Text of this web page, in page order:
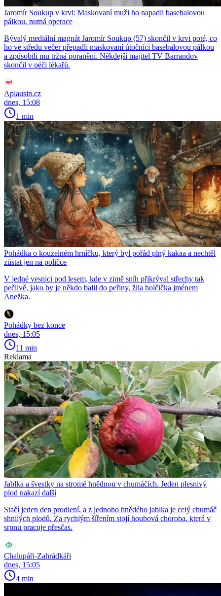
Jaromír Soukup v krvi: Maskovaní muži ho napadli basebalovou
pálkou, nutná operace
Bývalý mediální magnát Jaromír Soukup (57) skončil v krvi poté, co
ho ve středu večer přepadli maskovaní útočníci basebalovou pálkou
a způsobili mu tržná poranění. Někdejší majitel TV Barrandov
skončil v péči lékařů.
Aplausin.cz
dnes, 15:08
1 min
Pohádka o kouzelném hrníčku, který byl pořád plný kakaa a nechtěl
zůstat jen na poličce
V jedné vesnici pod lesem, kde v zimě sníh přikrýval střechy tak
pečlivě, jako by je někdo balil do peřiny, žila holčička jménem
Anežka.
Pohádky bez konce
dnes, 15:05
11 min
Reklama
Jablka a švestky na stromě hnědnou v chumáčích. Jeden plesnivý
plod nakazí další
Stačí jeden den prodlení, a z jednoho hnědého jablka je celý chumáč
shnilých plodů. Za rychlým šířením stojí houbová choroba, která v
srpnu pracuje přesčas.
Chalupáři-Zahrádkáři
dnes, 15:05
4 min